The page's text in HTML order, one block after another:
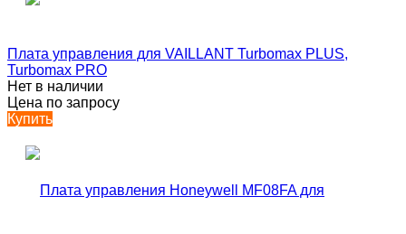
Плата управления для VAILLANT Turbomax PLUS,
Turbomax PRO
Нет в наличии
Цена по запросу
Купить